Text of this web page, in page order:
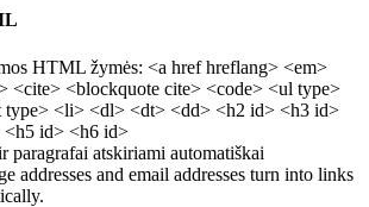
HTML žymės: <a href hreflang> <em>
<cite> <blockquote cite> <code> <ul type>
type> <li> <dl> <dt> <dd> <h2 id> <h3 id>
<h5 id> <h6 id>
paragrafai atskiriami automatiškai
addresses and email addresses turn into links